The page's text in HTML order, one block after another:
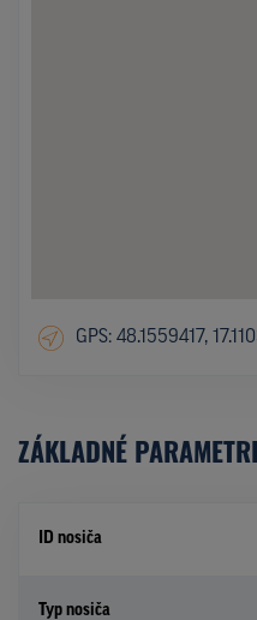
GPS: 48.1559417,
ZÁKLADNÉ
ID nosiča
Typ nosiča